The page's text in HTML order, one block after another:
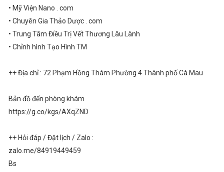
• Mỹ Viện Nano . com
• Chuyên Gia Thảo Dược . com
• Trung Tâm Điều Trị Vết Thương Lâu Lành
• Chỉnh hình Tạo Hình TM
++ Địa chỉ : 72 Phạm Hồng Thám Phường 4 Thành phố Cà Mau
Bản đồ đến phòng khám
https://g.co/kgs/AXqZND
++ Hỏi đáp / Đặt lịch / Zalo :
zalo.me/84919449459
Bs